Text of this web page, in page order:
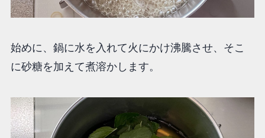
始めに、鍋に水を入れて火にかけ沸騰させ、そこ
に砂糖を加えて煮溶かします。